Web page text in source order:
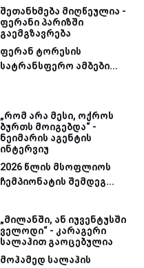
შეთანხმება მიღწეულია -
ფერანი პარიზში
გაემგზავრება
ფერან ტორესის
სატრანსფერო ამბები...
„რომ არა მესი, ოქროს
ბურთს მოიგებდა“ -
ნეიმარის აგენტის
ინტერვიუ
2026 წლის მსოფლიოს
ჩემპიონატის შემდეგ...
„მილანში, ან იუვენტუსში
ველოდი“ - კარაგერი
სალაჰით გაოცებულია
მოჰამედ სალაჰის